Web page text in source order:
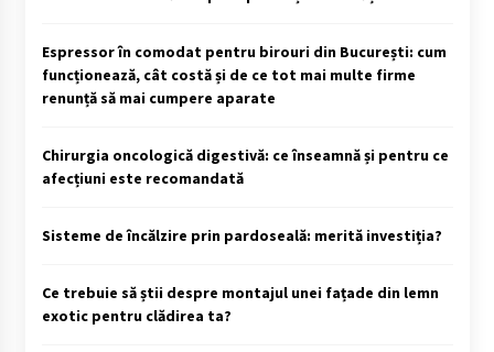
Espressor în comodat pentru birouri din București: cum
funcționează, cât costă și de ce tot mai multe firme
renunță să mai cumpere aparate
Chirurgia oncologică digestivă: ce înseamnă și pentru ce
afecțiuni este recomandată
Sisteme de încălzire prin pardoseală: merită investiția?
Ce trebuie să știi despre montajul unei fațade din lemn
exotic pentru clădirea ta?